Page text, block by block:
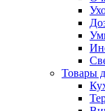
Товары